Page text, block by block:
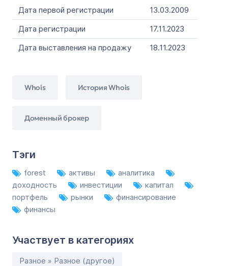
Дата первой регистрации
13.03.2009
Дата регистрации
17.11.2023
Дата выставления на продажу
18.11.2023
Whois История Whois
Доменный брокер
Тэги
forest активы
аналитика
доходность
инвестиции
капитал
портфель
рынки
финансирование
финансы
Участвует в категориях
Разное » Разное (другое)